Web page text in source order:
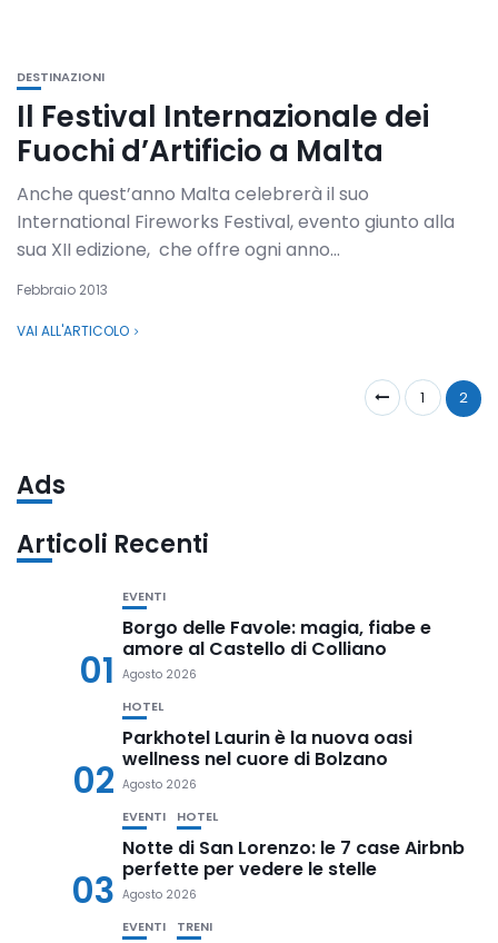
DESTINAZIONI
Il Festival Internazionale dei
Fuochi d’Artificio a Malta
Anche quest’anno Malta celebrerà il suo
International Fireworks Festival, evento giunto alla
sua XII edizione, che offre ogni anno...
Febbraio 2013
VAI ALL'ARTICOLO
1 2
Ads
Articoli Recenti
01
EVENTI
Borgo delle Favole: magia, fiabe e
amore al Castello di Colliano
Agosto 2026
02
HOTEL
Parkhotel Laurin è la nuova oasi
wellness nel cuore di Bolzano
Agosto 2026
03
EVENTI HOTEL
Notte di San Lorenzo: le 7 case Airbnb
perfette per vedere le stelle
Agosto 2026
EVENTI TRENI